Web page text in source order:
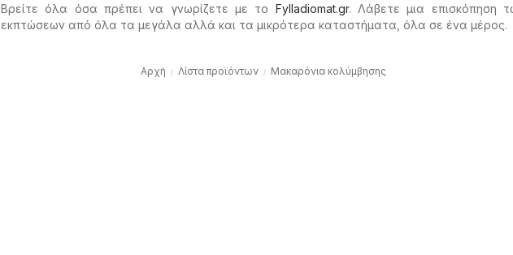
Βρείτε όλα όσα πρέπει να γνωρίζετε με το Fylladiomat.gr. Λάβετε μια επισκόπηση
εκπτώσεων από όλα τα μεγάλα αλλά και τα μικρότερα καταστήματα, όλα σε ένα μέρος.
Αρχή Λίστα προϊόντων Μακαρόνια κολύμβησης